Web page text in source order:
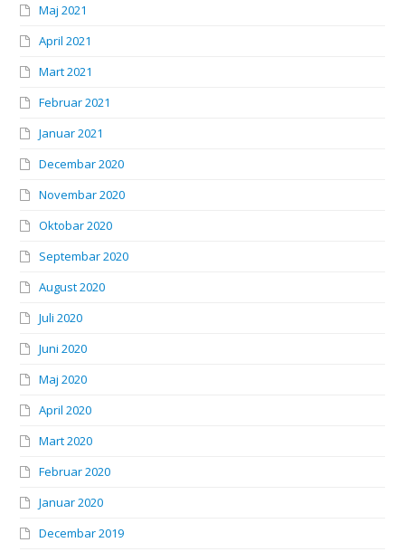
Maj 2021
April 2021
Mart 2021
Februar 2021
Januar 2021
Decembar 2020
Novembar 2020
Oktobar 2020
Septembar 2020
August 2020
Juli 2020
Juni 2020
Maj 2020
April 2020
Mart 2020
Februar 2020
Januar 2020
Decembar 2019